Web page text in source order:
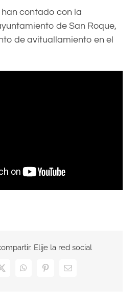
contado con la
de San Roque,
de avituallamiento en el
Elije la red social
X WhatsAppPinterestCorreo